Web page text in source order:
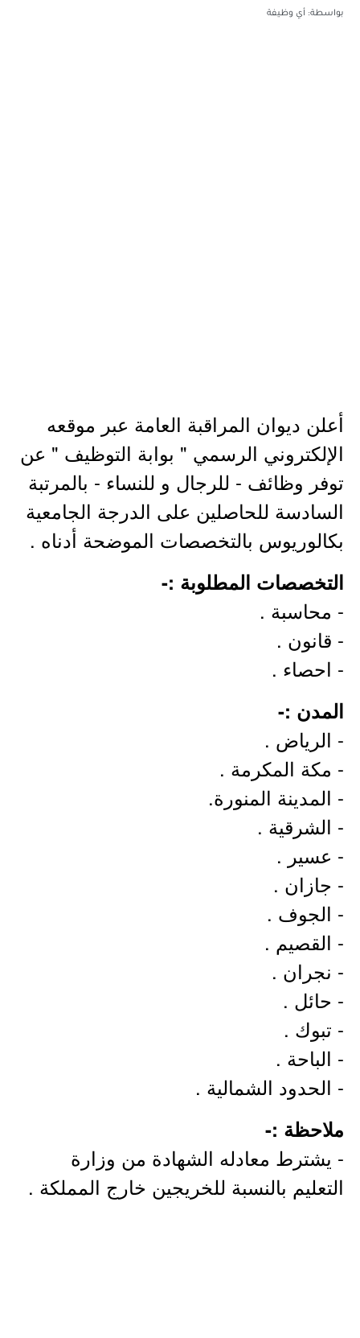
بواسطة: أي وظيفة
أعلن ديوان المراقبة العامة عبر موقعه
الإلكتروني الرسمي " بوابة التوظيف " عن
توفر وظائف - للرجال و للنساء - بالمرتبة
السادسة للحاصلين على الدرجة الجامعية
بكالوريوس بالتخصصات الموضحة أدناه .
التخصصات المطلوبة :-
- محاسبة .
- قانون .
- احصاء .
المدن :-
- الرياض .
- مكة المكرمة .
- المدينة المنورة.
- الشرقية .
- عسير .
- جازان .
- الجوف .
- القصيم .
- نجران .
- حائل .
- تبوك .
- الباحة .
- الحدود الشمالية .
ملاحظة :-
- يشترط معادله الشهادة من وزارة
التعليم بالنسبة للخريجين خارج المملكة .